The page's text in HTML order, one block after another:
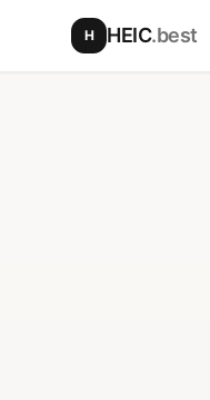
Zum Hauptinhalt springen
H HEIC.best